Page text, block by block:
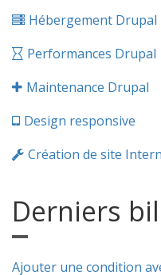
Hébergement Drupal
Performances Drupal
Maintenance Drupal
Design responsive
Création de site
Derniers
Ajouter une condition